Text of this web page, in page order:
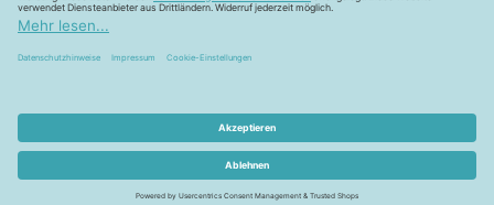
Barrierefreiheitserklärung
Pflegehinweise